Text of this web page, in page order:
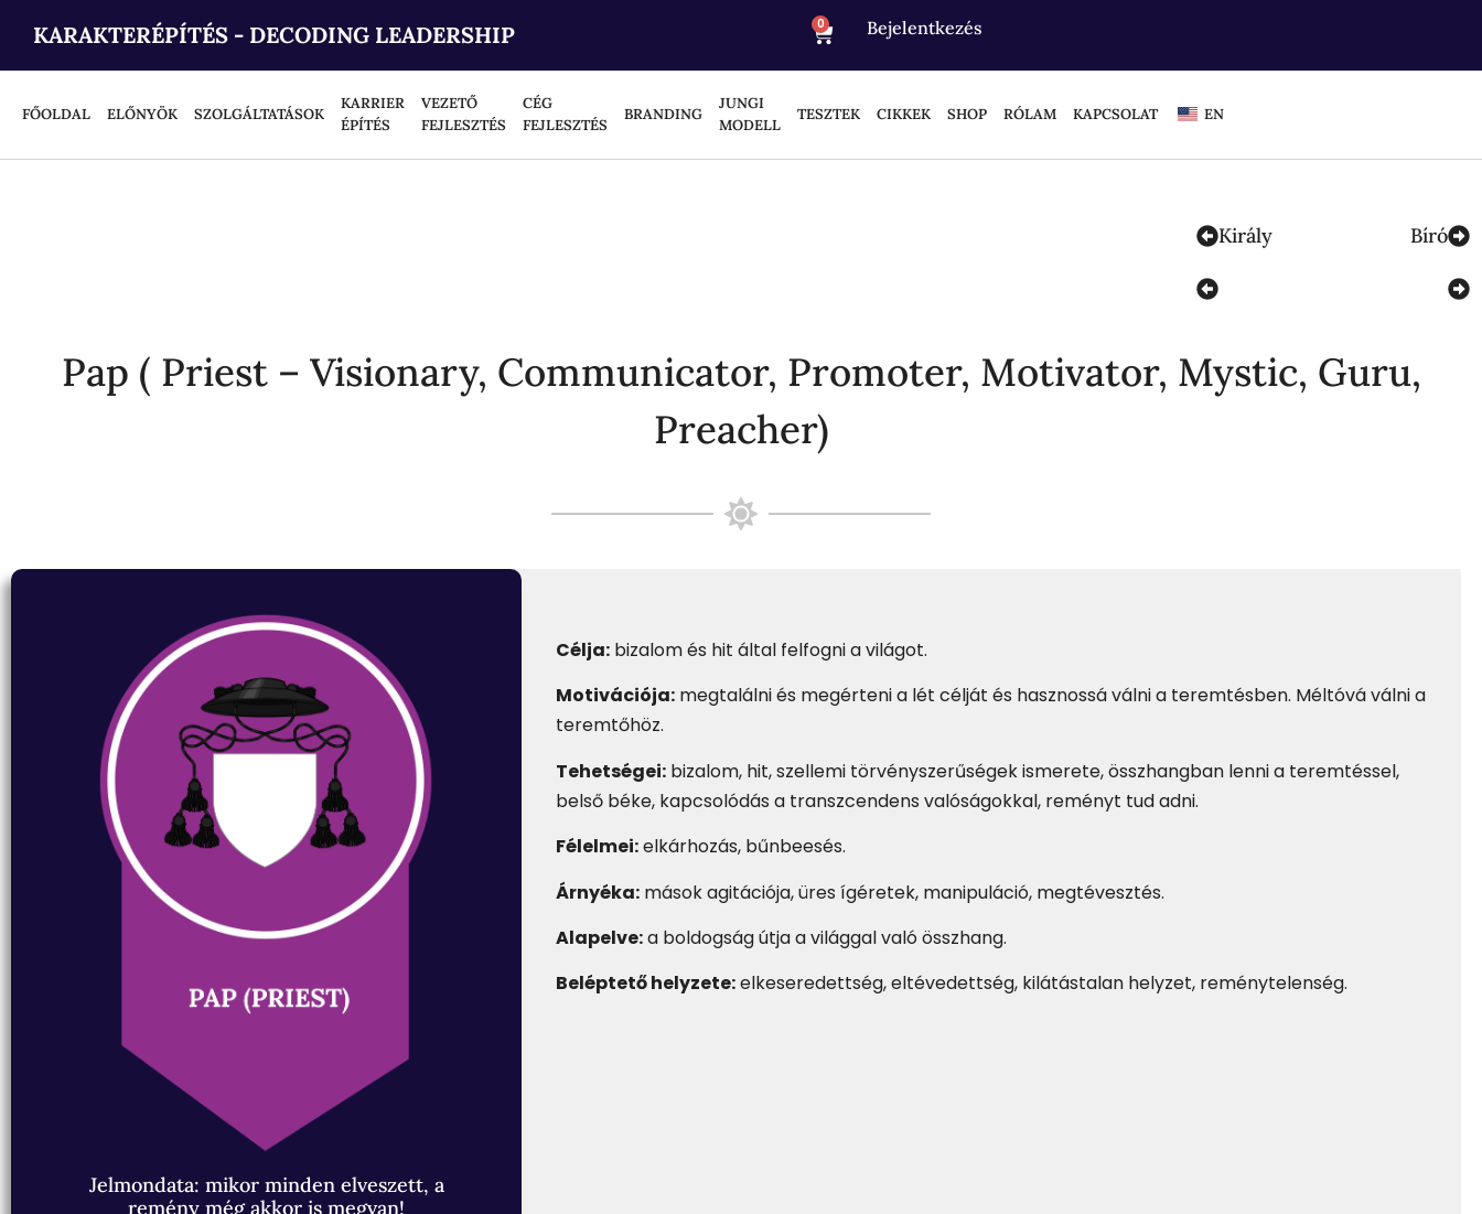
KARAKTERÉPÍTÉS - DECODING LEADERSHIP 0 Bejelentkezés
FŐOLDAL ELŐNYÖK SZOLGÁLTATÁSOK
KARRIER
ÉPÍTÉS
VEZETŐ
FEJLESZTÉS
CÉG
FEJLESZTÉS
BRANDING
JUNGI
MODELL
TESZTEK CIKKEK SHOP RÓLAM KAPCSOLAT EN
Király Bíró
Pap ( Priest – Visionary, Communicator, Promoter, Motivator, Mystic, Guru,
Preacher)
Jelmondata: mikor minden elveszett, a
remény még akkor is megvan!
Célja: bizalom és hit által felfogni a világot.
Motivációja: megtalálni és megérteni a lét célját és hasznossá válni a teremtésben. Méltóvá válni a
teremtőhöz.
Tehetségei: bizalom, hit, szellemi törvényszerűségek ismerete, összhangban lenni a teremtéssel,
belső béke, kapcsolódás a transzcendens valóságokkal, reményt tud adni.
Félelmei:elkárhozás, bűnbeesés.
Árnyéka: mások agitációja, üres ígéretek, manipuláció, megtévesztés.
Alapelve:a boldogság útja a világgal való összhang.
Beléptető helyzete:elkeseredettség, eltévedettség, kilátástalan helyzet, reménytelenség.